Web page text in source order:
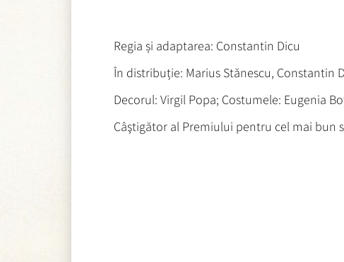
Regia și adaptarea: Constantin Dicu
În distribuție: Marius Stănescu, Constantin
Decorul: Virgil Popa; Costumele: Eugenia
Câştigător al Premiului pentru cel mai bun